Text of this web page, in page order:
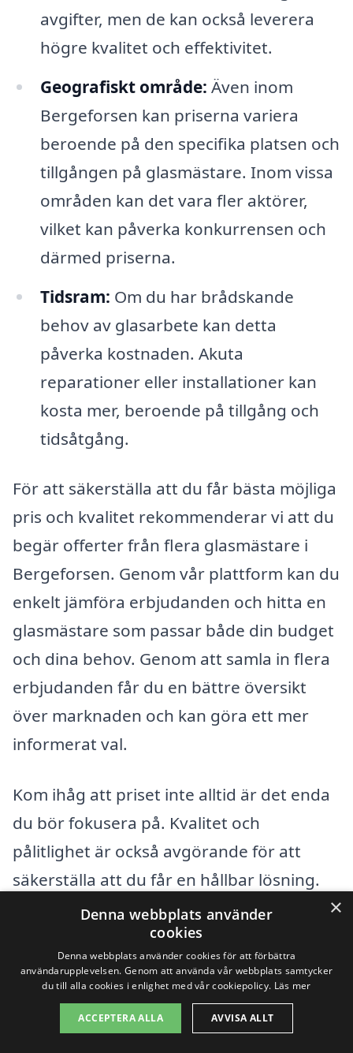
avgifter, men de kan också leverera
högre kvalitet och effektivitet.
Geografiskt område: Även inom
Bergeforsen kan priserna variera
beroende på den specifika platsen och
tillgången på glasmästare. Inom vissa
områden kan det vara fler aktörer,
vilket kan påverka konkurrensen och
därmed priserna.
Tidsram: Om du har brådskande
behov av glasarbete kan detta
påverka kostnaden. Akuta
reparationer eller installationer kan
kosta mer, beroende på tillgång och
tidsåtgång.
För att säkerställa att du får bästa möjliga
pris och kvalitet rekommenderar vi att du
begär offerter från flera glasmästare i
Bergeforsen. Genom vår plattform kan du
enkelt jämföra erbjudanden och hitta en
glasmästare som passar både din budget
och dina behov. Genom att samla in flera
erbjudanden får du en bättre översikt
över marknaden och kan göra ett mer
informerat val.
Kom ihåg att priset inte alltid är det enda
du bör fokusera på. Kvalitet och
pålitlighet är också avgörande för att
säkerställa att du får en hållbar lösning.
Ta dig tid att undersöka företagen och
läsa recensioner för att hitta en
glasmästare i Bergeforsen som du kan lita
×
Denna webbplats använder
cookies
Denna webbplats använder cookies för att förbättra
användarupplevelsen. Genom att använda vår webbplats samtycker
du till alla cookies i enlighet med vår cookiepolicy. Läs mer
ACCEPTERA ALLA AVVISA ALLT